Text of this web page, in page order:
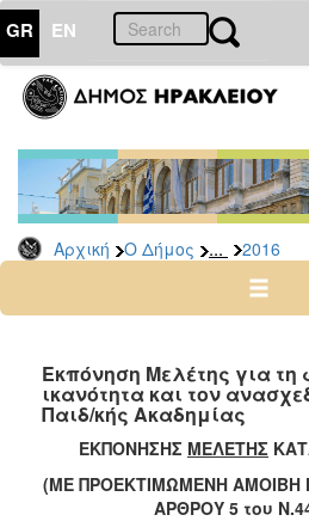
GR EN
Αρχική Ο Δήμος ... 2016
ΔΗΜΟΣ
Διακηρύξεις
-
Δημοπρασίες
Αρχείο
2025
2023
2022
2021
2020
Εκπόνηση Μελέτης για
ικανότητα και τον
Παιδ/κής Ακαδημίας
ΕΚΠΟΝΗΣΗΣ ΜΕΛΕΤΗΣ
(ΜΕ ΠΡΟΕΚΤΙΜΩΜΕΝΗ ΑΜΟΙΒΗ
ΑΡΘΡΟΥ 5 του